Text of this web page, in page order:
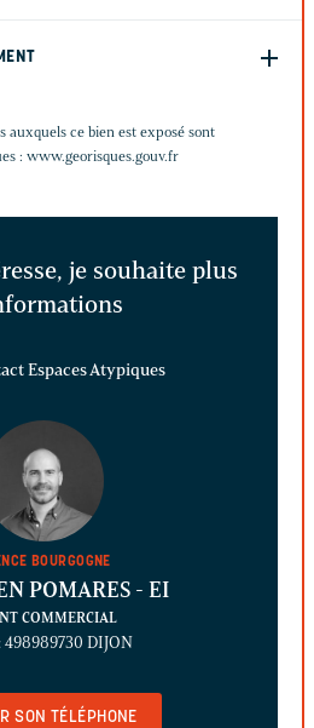
auxquels ce bien est exposé sont
: www.georisques.gouv.fr
je souhaite plus
Espaces Atypiques
BOURGOGNE
POMARES - EI
COMMERCIAL
498989730 DIJON
SON TÉLÉPHONE